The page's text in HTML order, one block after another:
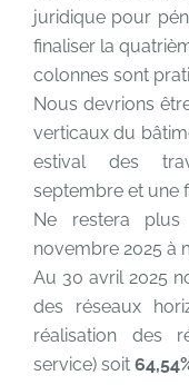
juridique pour
finaliser la
colonnes sont
Nous devrions
verticaux du
estival des
septembre et une
Ne restera
novembre 2025 à
Au 30 avril 2025
des réseaux
réalisation des
service) soit